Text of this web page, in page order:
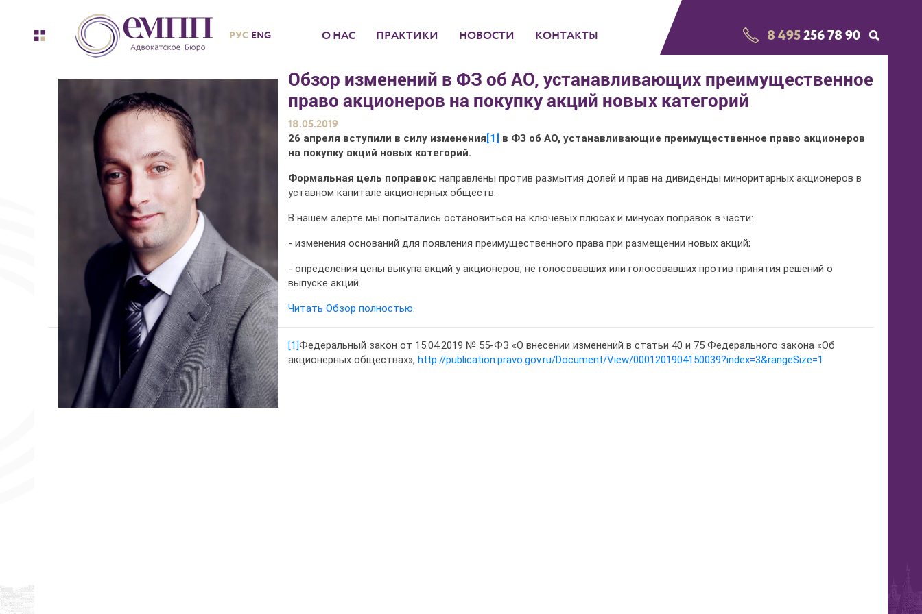
РУС ENG О НАС ПРАКТИКИ НОВОСТИ КОНТАКТЫ 8 495256 78 90
Обзор изменений в ФЗ об АО, устанавливающих преимущественное
право акционеров на покупку акций новых категорий
18.05.2019
26 апреля вступили в силу изменения [1] в ФЗ об АО, устанавливающие преимущественное право акционеров
на покупку акций новых категорий.
Формальная цель поправок: направлены против размытия долей и прав на дивиденды миноритарных акционеров в
уставном капитале акционерных обществ.
В нашем алерте мы попытались остановиться на ключевых плюсах и минусах поправок в части:
- изменения оснований для появления преимущественного права при размещении новых акций;
- определения цены выкупа акций у акционеров, не голосовавших или голосовавших против принятия решений о
выпуске акций.
Читать Обзор полностью.
[1]Федеральный закон от 15.04.2019 № 55-ФЗ «О внесении изменений в статьи 40 и 75 Федерального закона «Об
акционерных обществах», http://publication.pravo.gov.ru/Document/View/0001201904150039?index=3&rangeSize=1